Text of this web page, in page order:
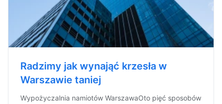
Radzimy jak wynająć krzesła w
Warszawie taniej
Wypożyczalnia namiotów WarszawaOto pięć sposobów